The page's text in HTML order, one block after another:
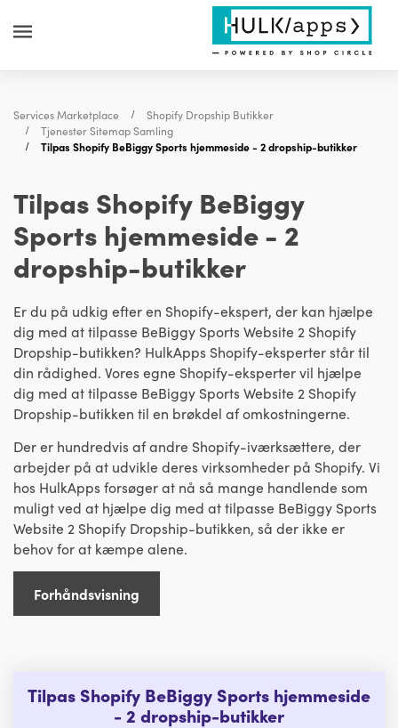
Services Marketplace
Shopify Dropship Butikker
Tjenester Sitemap Samling
Tilpas Shopify BeBiggy Sports hjemmeside - 2 dropship-butikker
Tilpas Shopify BeBiggy
Sports hjemmeside - 2
dropship-butikker
Er du på udkig efter en Shopify-ekspert, der kan hjælpe
dig med at tilpasse BeBiggy Sports Website 2 Shopify
Dropship-butikken? HulkApps Shopify-eksperter står til
din rådighed. Vores egne Shopify-eksperter vil hjælpe
dig med at tilpasse BeBiggy Sports Website 2 Shopify
Dropship-butikken til en brøkdel af omkostningerne.
Der er hundredvis af andre Shopify-iværksættere, der
arbejder på at udvikle deres virksomheder på Shopify. Vi
hos HulkApps forsøger at nå så mange handlende som
muligt ved at hjælpe dig med at tilpasse BeBiggy Sports
Website 2 Shopify Dropship-butikken, så der ikke er
behov for at kæmpe alene.
Forhåndsvisning
Tilpas Shopify BeBiggy Sports hjemmeside
- 2 dropship-butikker